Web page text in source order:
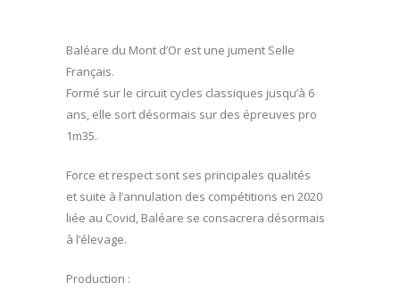
Baléare du Mont d’Or est une jument Selle
Français.
Formé sur le circuit cycles classiques jusqu’à 6
ans, elle sort désormais sur des épreuves pro
1m35.
Force et respect sont ses principales qualités
et suite à l’annulation des compétitions en 2020
liée au Covid, Baléare se consacrera désormais
à l’élevage.
Production :